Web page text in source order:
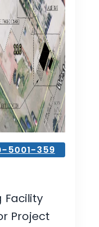
5001-359
Facility
Project